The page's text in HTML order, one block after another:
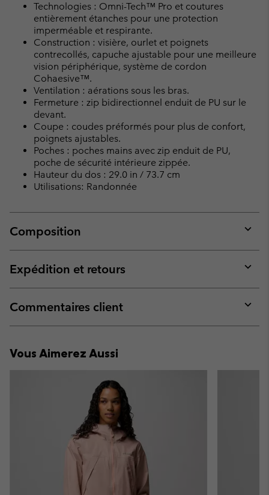
Technologies : Omni-Tech™ Pro et coutures
entièrement étanches pour une protection
imperméable et respirante.
Construction : visière, ourlet et poignets
contrecollés, capuche ajustable pour une meilleure
vision périphérique, système de cordon
Cohaesive™.
Ventilation : aérations sous les bras.
Fermeture : zip bidirectionnel enduit de PU sur le
devant.
Coupe : coudes préformés pour plus de confort,
poignets ajustables.
Poches : poches mains avec zip enduit de PU,
poche de sécurité intérieure zippée.
Hauteur du dos : 29.0 in / 73.7 cm
Utilisations: Randonnée
Composition
or
Expédition et retours
or
Commentaires client
or
Vous Aimerez Aussi